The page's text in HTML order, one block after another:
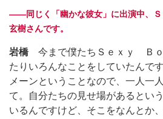
――同じく「幽かな彼女」に出演中、
玄樹さんです。
岩橋 今まで僕たちＳｅｘｙ Ｂｏ
たりいろんなことをしていたんで
メーンということなので、一人一
て。自分たちの見せ場があるとい
いるんですけど、そこをなんとか